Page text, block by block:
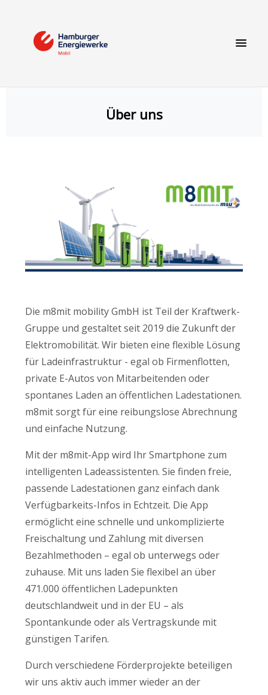
Über uns
Die m8mit mobility GmbH ist Teil der Kraftwerk-
Gruppe und gestaltet seit 2019 die Zukunft der
Elektromobilität. Wir bieten eine flexible Lösung
für Ladeinfrastruktur - egal ob Firmenflotten,
private E-Autos von Mitarbeitenden oder
spontanes Laden an öffentlichen Ladestationen.
m8mit sorgt für eine reibungslose Abrechnung
und einfache Nutzung.
Mit der m8mit-App wird Ihr Smartphone zum
intelligenten Ladeassistenten. Sie finden freie,
passende Ladestationen ganz einfach dank
Verfügbarkeits-Infos in Echtzeit. Die App
ermöglicht eine schnelle und unkomplizierte
Freischaltung und Zahlung mit diversen
Bezahlmethoden – egal ob unterwegs oder
zuhause. Mit uns laden Sie flexibel an über
471.000 öffentlichen Ladepunkten
deutschlandweit und in der EU – als
Spontankunde oder als Vertragskunde mit
günstigen Tarifen.
Durch verschiedene Förderprojekte beteiligen
wir uns aktiv auch immer wieder an der